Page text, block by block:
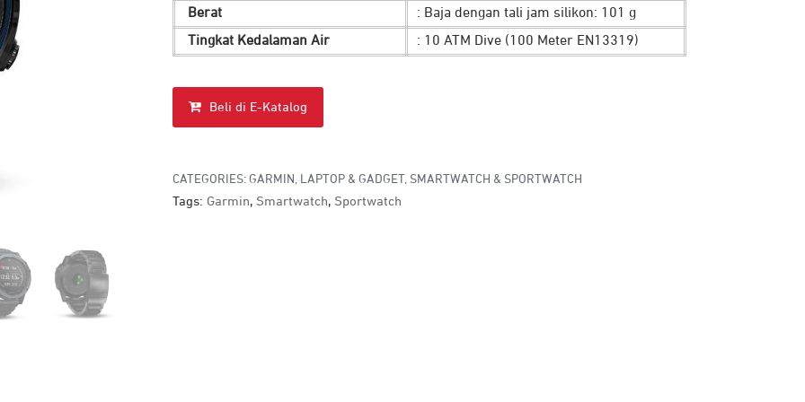
Berat
: Baja dengan tali jam silikon: 101 g
Tingkat Kedalaman Air
: 10 ATM Dive (100 Meter EN13319)
Beli di E-Katalog
CATEGORIES:GARMIN , LAPTOP & GADGET , SMARTWATCH & SPORTWATCH
Tags: Garmin, Smartwatch, Sportwatch